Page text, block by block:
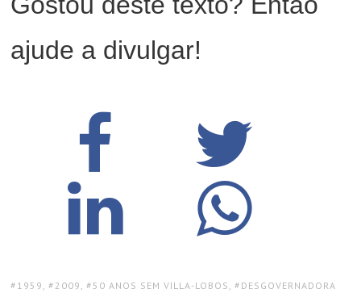
ajude a divulgar!
TAGS:
1959 , 2009 , 50 ANOS SEM VILLA-LOBOS , DESGOVERNADORA